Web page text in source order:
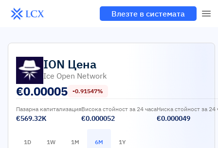
Влезте в системата
ION Цена
Ice Open Network
€0.00005 -0.91547%
Пазарна капитализация
€569.32K
Висока стойност за 24 часа
€0.000052
Ниска стойност за 24
€0.000049
1D 1W 1M 6M 1Y